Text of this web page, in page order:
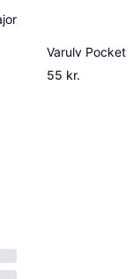
Varulv Pocket
55 kr.